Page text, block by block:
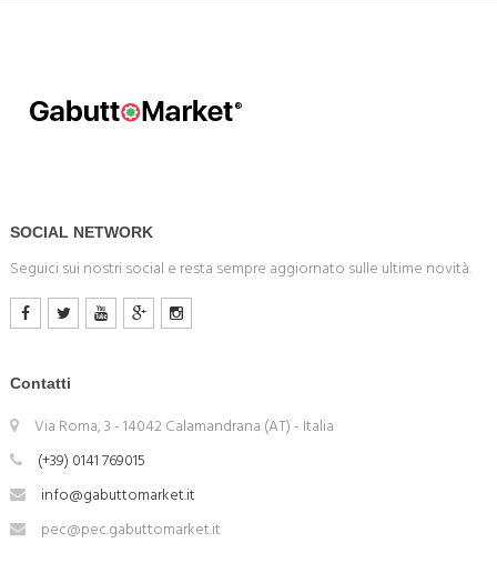
SOCIAL NETWORK
Seguici sui nostri social e resta sempre aggiornato sulle ultime novità.
Contatti
Via Roma, 3 - 14042 Calamandrana (AT) - Italia
(+39) 0141 769015
info@gabuttomarket.it
pec@pec.gabuttomarket.it